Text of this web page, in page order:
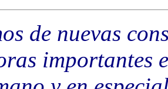
de nuevas
importantes